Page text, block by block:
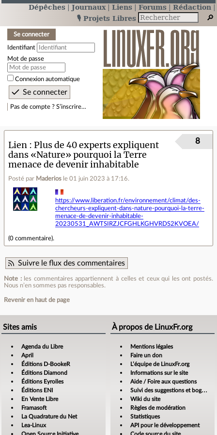
Dépêches Journaux Liens Forums
Rédaction
🎙️ Projets Libres
Se connecter
Identifiant
Mot de passe
Connexion automatique
Pas de compte ? S’inscrire…
Lien
Plus de 40 experts expliquent
dans «Nature» pourquoi la Terre
menace de devenir inhabitable
Posté par Maderios le 01 juin 2023 à 17:16.
8
https://www.liberation.fr/environnement/climat/des-
chercheurs-expliquent-dans-nature-pourquoi-la-terre-
menace-de-devenir-inhabitable-
20230531_AWTSIRZJCFGHLKGHVRDS2KVOEA/
(0 commentaire).
Suivre le flux des commentaires
Note :les commentaires appartiennent à celles et ceux qui les ont postés.
Nous n’en sommes pas responsables.
Revenir en haut de page
Sites amis
Agenda du Libre
April
Éditions D-BookeR
Éditions Diamond
Éditions Eyrolles
Éditions ENI
En Vente Libre
Framasoft
La Quadrature du Net
Lea-Linux
Open Source Initiative
À propos de LinuxFr.org
Mentions légales
Faire un don
L’équipe de LinuxFr.org
Informations sur le site
Aide / Foire aux questions
Suivi des suggestions et bogues
Wiki du site
Règles de modération
Statistiques
API pour le développement
Code source du site